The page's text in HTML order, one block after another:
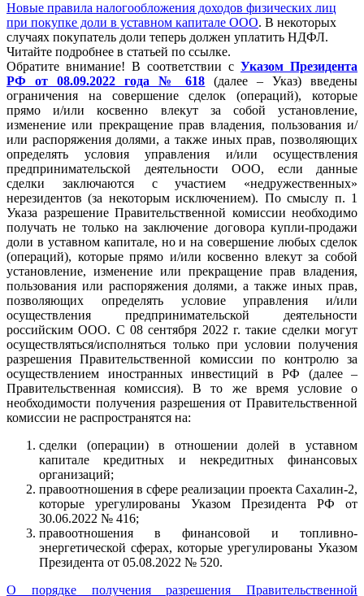
Новые правила налогообложения доходов физических лиц
при покупке доли в уставном капитале ООО. В некоторых
случаях покупатель доли теперь должен уплатить НДФЛ.
Читайте подробнее в статьей по ссылке.
Обратите внимание! В соответствии с Указом Президента
РФ от 08.09.2022 года № 618
(далее – Указ) введены
ограничения на совершение сделок (операций), которые
прямо и/или косвенно влекут за собой установление,
изменение или прекращение прав владения, пользования и/
или распоряжения долями, а также иных прав, позволяющих
определять условия управления и/или осуществления
предпринимательской деятельности ООО, если данные
сделки заключаются с участием «недружественных»
нерезидентов (за некоторым исключением). По смыслу п. 1
Указа разрешение Правительственной комиссии необходимо
получать не только на заключение договора купли-продажи
доли в уставном капитале, но и на совершение любых сделок
(операций), которые прямо и/или косвенно влекут за собой
установление, изменение или прекращение прав владения,
пользования или распоряжения долями, а также иных прав,
позволяющих определять условие управления и/или
осуществления предпринимательской деятельности
российским ООО. С 08 сентября 2022 г. такие сделки могут
осуществляться/исполняться только при условии получения
разрешения Правительственной комиссии по контролю за
осуществлением иностранных инвестиций в РФ (далее –
Правительственная комиссия). В то же время условие о
необходимости получения разрешения от Правительственной
комиссии не распространятся на:
сделки (операции) в отношении долей в уставном
капитале кредитных и некредитных финансовых
организаций;
правоотношения в сфере реализации проекта Сахалин-2,
которые урегулированы Указом Президента РФ от
30.06.2022 № 416;
правоотношения в финансовой и топливно-
энергетической сферах, которые урегулированы Указом
Президента от 05.08.2022 № 520.
О порядке получения разрешения Правительственной